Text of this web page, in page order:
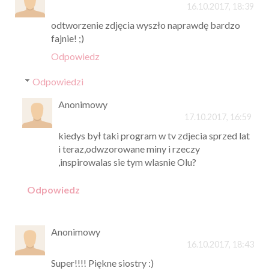
16.10.2017, 18:39
odtworzenie zdjęcia wyszło naprawdę bardzo
fajnie! ;)
Odpowiedz
Odpowiedzi
Anonimowy
17.10.2017, 16:59
kiedys był taki program w tv zdjecia sprzed lat
i teraz,odwzorowane miny i rzeczy
,inspirowalas sie tym wlasnie Olu?
Odpowiedz
Anonimowy
16.10.2017, 18:43
Super!!!! Piękne siostry :)